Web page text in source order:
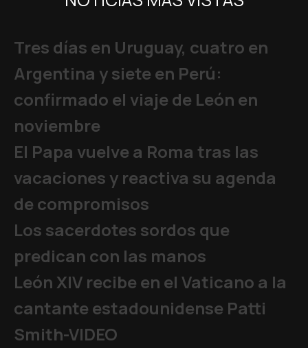
Tres días en Uruguay, cuatro en
Argentina y siete en Perú:
confirmado el viaje de León en
noviembre
El Papa vuelve a Roma tras las
vacaciones y reactiva su agenda
de compromisos
Los sacerdotes sordos que
predican con las manos
León XIV recibe en el Vaticano a la
cantante estadounidense Patti
Smith-VIDEO